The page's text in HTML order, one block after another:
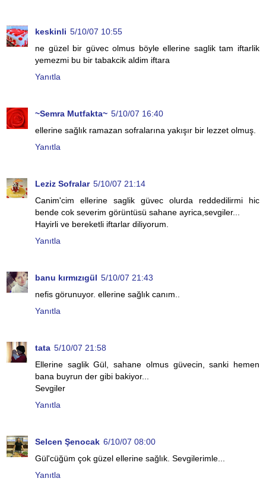
keskinli 5/10/07 10:55
ne güzel bir güvec olmus böyle ellerine saglik tam iftarlik
yemezmi bu bir tabakcik aldim iftara
Yanıtla
~Semra Mutfakta~ 5/10/07 16:40
ellerine sağlık ramazan sofralarına yakışır bir lezzet olmuş.
Yanıtla
Leziz Sofralar 5/10/07 21:14
Canim'cim ellerine saglik güvec olurda reddedilirmi hic
bende cok severim görüntüsü sahane ayrica,sevgiler...
Hayirli ve bereketli iftarlar diliyorum.
Yanıtla
banu kırmızıgül 5/10/07 21:43
nefis görunuyor. ellerine sağlık canım..
Yanıtla
tata 5/10/07 21:58
Ellerine saglik Gül, sahane olmus güvecin, sanki hemen
bana buyrun der gibi bakiyor...
Sevgiler
Yanıtla
Selcen Şenocak 6/10/07 08:00
Gül'cüğüm çok güzel ellerine sağlık. Sevgilerimle...
Yanıtla